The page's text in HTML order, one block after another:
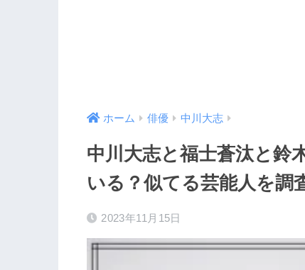
ホーム 俳優 中川大志
中川大志と福士蒼汰と鈴
いる？似てる芸能人を調
2023年11月15日